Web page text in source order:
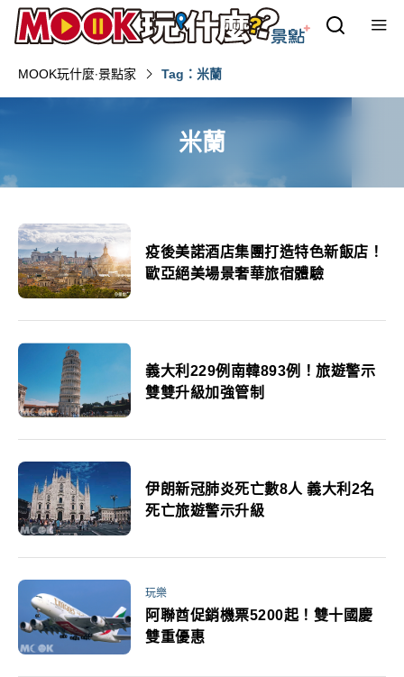
MOOK玩什麼‧景點家 Tag：米蘭
米蘭
疫後美諾酒店集團打造特色新飯店！
歐亞絕美場景奢華旅宿體驗
義大利229例南韓893例！旅遊警示
雙雙升級加強管制
伊朗新冠肺炎死亡數8人 義大利2名
死亡旅遊警示升級
玩樂
阿聯酋促銷機票5200起！雙十國慶
雙重優惠